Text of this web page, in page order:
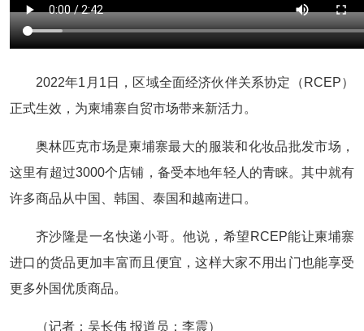
2022年1月1日，区域全面经济伙伴关系协定（RCEP）
正式生效，为柬埔寨自贸市场带来新活力。
奥林匹克市场是柬埔寨最大的服装和化妆品批发市场，
这里有超过3000个店铺，备受本地年轻人的青睐。其中就有
许多商品从中国、韩国、泰国和越南进口。
齐沙隆是一名快递小哥。他说，希望RCEP能让柬埔寨
进口的货品更加丰富而且便宜，这样大家不用出门也能享受
更多外国优质商品。
（记者：吴长伟 报道员：李震）